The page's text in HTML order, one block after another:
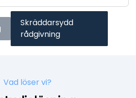
Skräddarsydd
rådgivning
Vad löser vi?